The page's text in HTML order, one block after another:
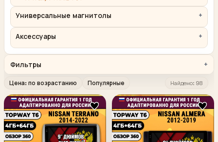
Универсальные магнитолы
Аксессуары
Фильтры
Цена: по возрастанию Популярные Найдено: 98